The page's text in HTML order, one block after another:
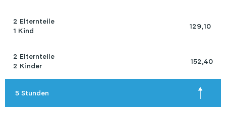
2 Elternteile
1 Kind
129,10
2 Elternteile
2 Kinder
152,40
5 Stunden